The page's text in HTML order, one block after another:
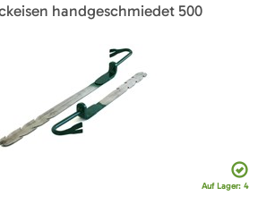
handgeschmiedet 500
Auf Lager: 4